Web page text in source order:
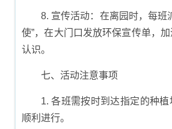
8. 宣传活动：在离园时，每班
使”，在大门口发放环保宣传单，
认识。
七、活动注意事项
1. 各班需按时到达指定的种
顺利进行。